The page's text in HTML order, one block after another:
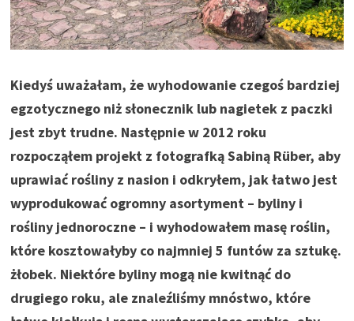
Kiedyś uważałam, że wyhodowanie czegoś bardziej
egzotycznego niż słonecznik lub nagietek z paczki
jest zbyt trudne. Następnie w 2012 roku
rozpocząłem projekt z fotografką Sabiną Rüber, aby
uprawiać rośliny z nasion i odkryłem, jak łatwo jest
wyprodukować ogromny asortyment – ​​byliny i
rośliny jednoroczne – i wyhodowałem masę roślin,
które kosztowałyby co najmniej 5 funtów za sztukę.
żłobek. Niektóre byliny mogą nie kwitnąć do
drugiego roku, ale znaleźliśmy mnóstwo, które